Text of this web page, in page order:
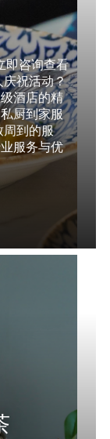
即咨询查看
庆祝活动？
酒店的精
厨到家服
周到的服
服务与优